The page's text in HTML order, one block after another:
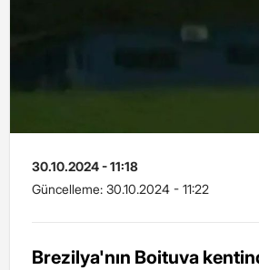
30.10.2024 - 11:18
Güncelleme: 30.10.2024 - 11:22
Brezilya'nın Boituva